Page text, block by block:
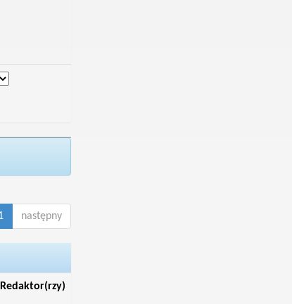
następny
Redaktor(rzy)